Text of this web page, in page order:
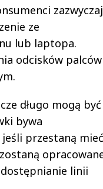
zazwyczaj
ze
lub laptopa.
odcisków palców
długo mogą być
bywa
przestaną mieć
linii